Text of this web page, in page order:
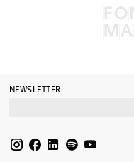
NEWSLETTER